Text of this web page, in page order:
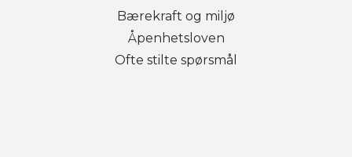
Bærekraft og miljø
Åpenhetsloven
Ofte stilte spørsmål